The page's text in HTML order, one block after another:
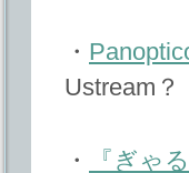
・
Ustream？
・
『ぎゃ